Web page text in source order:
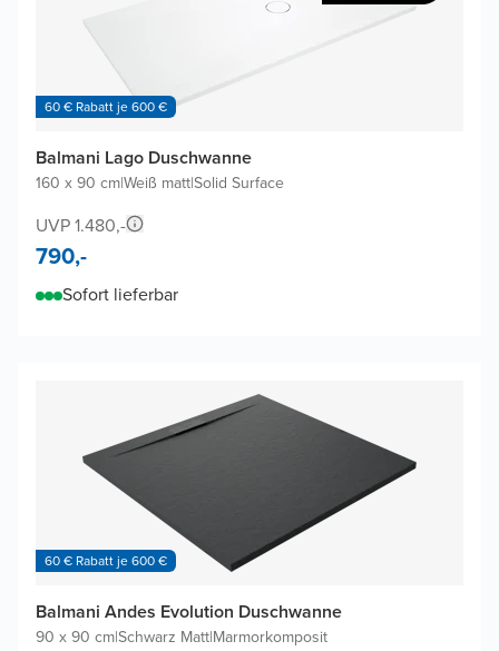
60 € Rabatt je 600 €
Balmani Lago Duschwanne
160 x 90 cm|Weiß matt|Solid Surface
UVP 1.480,-
790,-
Sofort lieferbar
60 € Rabatt je 600 €
Balmani Andes Evolution Duschwanne
90 x 90 cm|Schwarz Matt|Marmorkomposit